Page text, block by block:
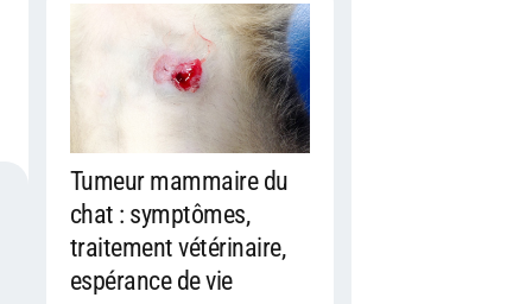
Tumeur mammaire du
chat : symptômes,
traitement vétérinaire,
espérance de vie